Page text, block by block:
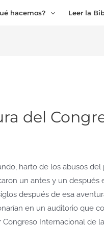
hacemos? Leer la
del
harto de los abusos
un antes y un después
después de esa
en un auditorio que
Internacional de